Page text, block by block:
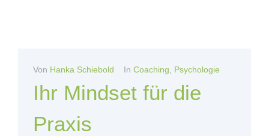
Von Hanka Schiebold In Coaching Psychologie
Ihr Mindset für die
Praxis